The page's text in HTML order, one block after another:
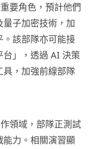
要角色，預計他們
子加密技術，加
該部隊亦可能接
台」，透過 AI 決策
，加強前線部隊
領域，部隊正測試
力。相關演習顯